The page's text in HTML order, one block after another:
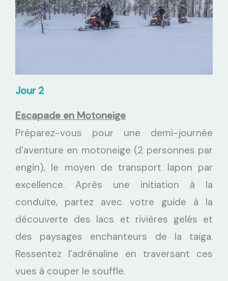
Jour 2
Escapade en Motoneige
Préparez-vous pour une demi-journée
d’aventure en motoneige (2 personnes par
engin), le moyen de transport lapon par
excellence. Après une initiation à la
conduite, partez avec votre guide à la
découverte des lacs et rivières gelés et
des paysages enchanteurs de la taïga.
Ressentez l’adrénaline en traversant ces
vues à couper le souffle.